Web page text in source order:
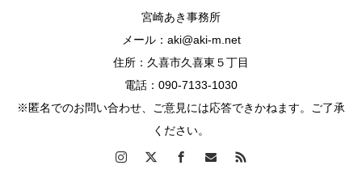
宮崎あき事務所
メール：aki@aki-m.net
住所：久喜市久喜東５丁目
電話：090-7133-1030
※匿名でのお問い合わせ、ご意見には応答できかねます。ご了承
ください。